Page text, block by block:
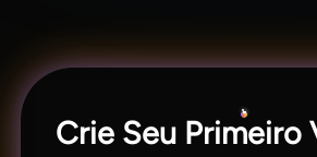
explorar funcionalidades e
contratar um plano pago.
Crie Seu Primeiro